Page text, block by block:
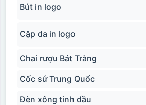
Bút in logo
Cặp da in logo
Chai rượu Bát Tràng
Cốc sứ Trung Quốc
Đèn xông tinh dầu